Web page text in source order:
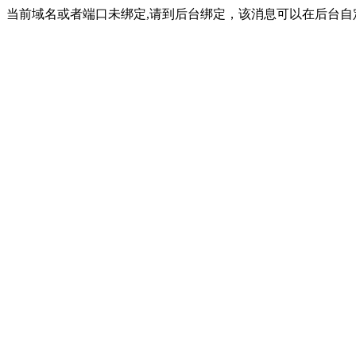
当前域名或者端口未绑定,请到后台绑定，该消息可以在后台自